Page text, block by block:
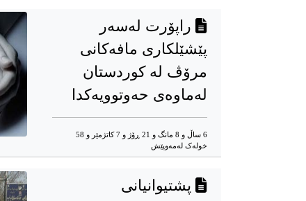
راپۆرت لەسەر
پێشێلکاری مافەکانی
مرۆڤ لە کوردستان
لەماوەی حەوتوویەکدا
6 ساڵ و 8 مانگ و 21 ڕۆژ و 7 کاتژمێر و 58
خوله‌ک له‌مه‌وپێش‌
پشتیوانیانی